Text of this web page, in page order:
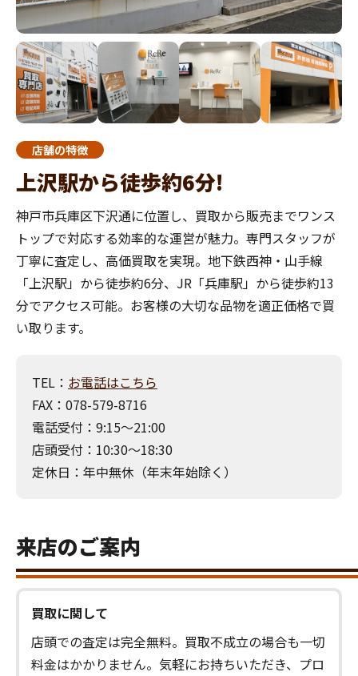
店舗の特徴
上沢駅から徒歩約6分!
神戸市兵庫区下沢通に位置し、買取から販売までワンス
トップで対応する効率的な運営が魅力。専門スタッフが
丁寧に査定し、高価買取を実現。地下鉄西神・山手線
「上沢駅」から徒歩約6分、JR「兵庫駅」から徒歩約13
分でアクセス可能。お客様の大切な品物を適正価格で買
い取ります。
TEL： お電話はこちら
FAX：078-579-8716
電話受付：9:15～21:00
店頭受付：10:30～18:30
定休日：年中無休（年末年始除く）
来店のご案内
買取に関して
店頭での査定は完全無料。買取不成立の場合も一切
料金はかかりません。気軽にお持ちいただき、プロ